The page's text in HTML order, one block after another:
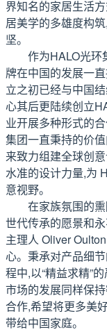
界知名的家居生活
居美学的多雄度构
坚。
作为HALO光环
牌在中国的发展一
立之初已经与中国
心其后更陆续创立
业开展多种形式的
集团一直秉持的价
来致力组建全球创
水准的设计力量,为
意视野。
在家族氛围的
世代传承的愿景和
主理人 Oliver
心。秉承对产品细
程中,以“精益求精”
市场的发展同样保
合作,希望将更多美
带给中国家庭。